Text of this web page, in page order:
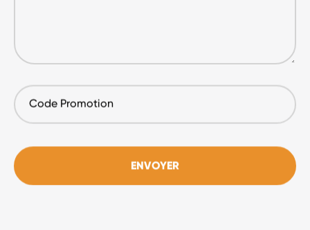
Code
Promotion
ENVOYER